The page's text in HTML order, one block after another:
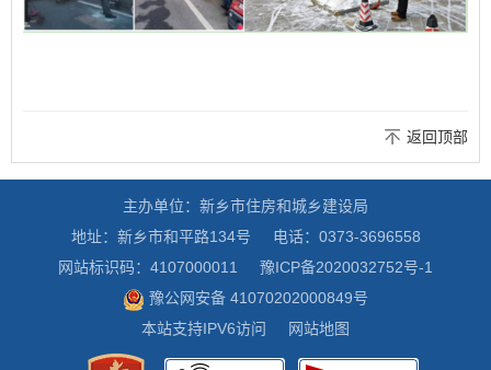
返回顶部
主办单位：新乡市住房和城乡建设局
地址：新乡市和平路134号
电话：0373-3696558
网站标识码：4107000011
豫ICP备2020032752号-1
豫公网安备 41070202000849号
本站支持IPV6访问
网站地图